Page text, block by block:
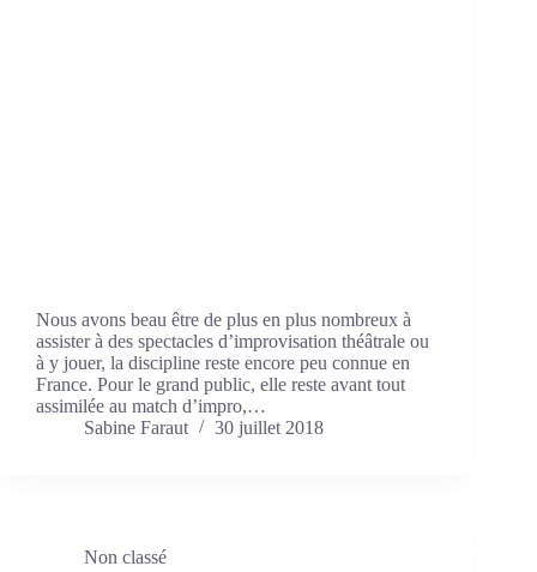
Nous avons beau être de plus en plus nombreux à
assister à des spectacles d’improvisation théâtrale ou
à y jouer, la discipline reste encore peu connue en
France. Pour le grand public, elle reste avant tout
assimilée au match d’impro,…
Sabine Faraut
30 juillet 2018
Non classé